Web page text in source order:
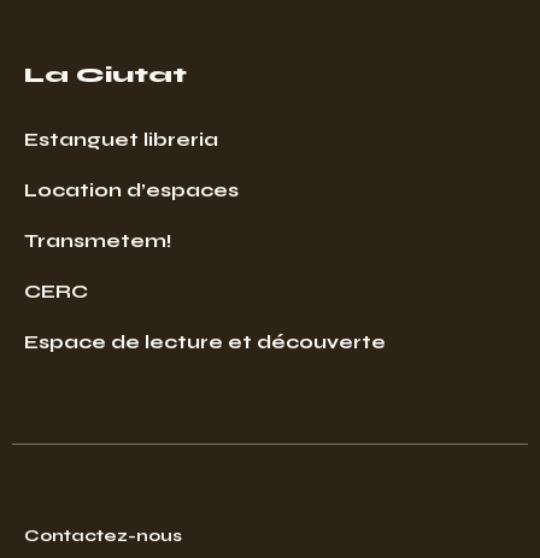
La Ciutat
Estanguet libreria
Location d’espaces
Transmetem!
CERC
Espace de lecture et découverte
Contactez-nous